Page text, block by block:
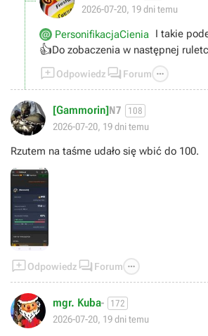
2026-07-20, 19 dni temu
PersonifikacjaCienia I takie
👍Do zobaczenia w następnej
Odpowiedz  Forum 
[Gammorin]N7 108
2026-07-20, 19 dni temu
Rzutem na taśme udało się wbić do 100.
Odpowiedz  Forum 
mgr. Kuba- 172
2026-07-20, 19 dni temu